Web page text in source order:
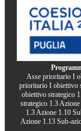
Asse prioritario I
prioritario I obiettivo
obiettivo strategico
strategico 1.3
1.3 Azione 1.10
Azione 1.13 Sub-